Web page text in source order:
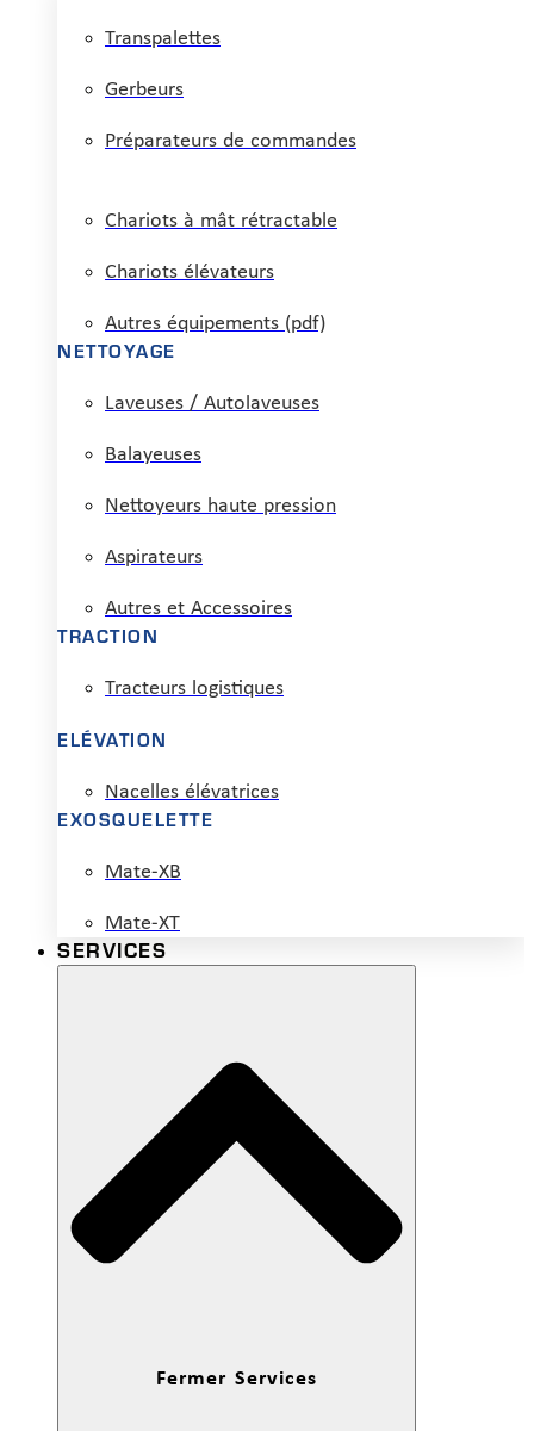
Transpalettes
Gerbeurs
Préparateurs de commandes
Chariots à mât rétractable
Chariots élévateurs
Autres équipements (pdf)
NETTOYAGE
Laveuses / Autolaveuses
Balayeuses
Nettoyeurs haute pression
Aspirateurs
Autres et Accessoires
TRACTION
Tracteurs logistiques
ELÉVATION
Nacelles élévatrices
EXOSQUELETTE
Mate-XB
Mate-XT
SERVICES
Fermer Services